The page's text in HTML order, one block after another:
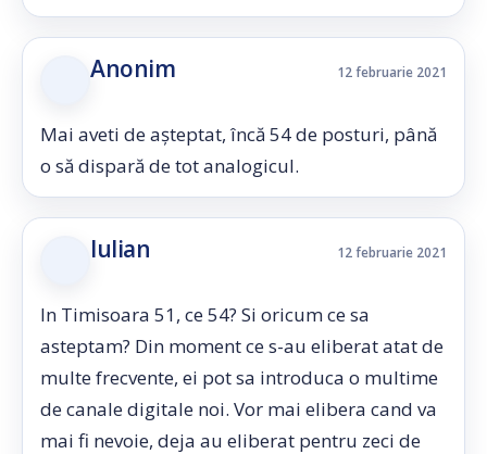
Anonim 12 februarie 2021
Mai aveti de așteptat, încă 54 de posturi, până
o să dispară de tot analogicul.
Iulian 12 februarie 2021
In Timisoara 51, ce 54? Si oricum ce sa
asteptam? Din moment ce s-au eliberat atat de
multe frecvente, ei pot sa introduca o multime
de canale digitale noi. Vor mai elibera cand va
mai fi nevoie, deja au eliberat pentru zeci de